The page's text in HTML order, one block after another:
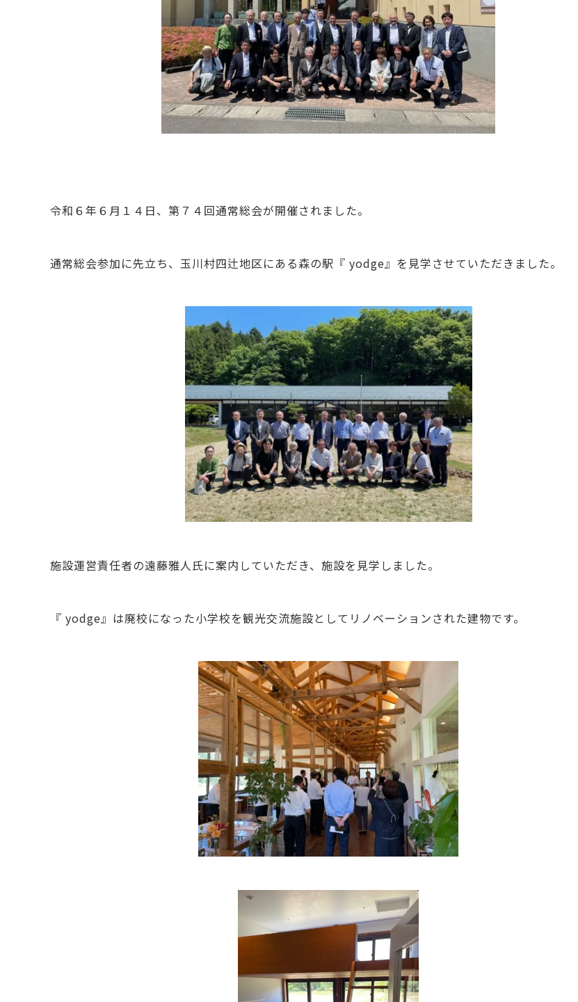
令和６年６月１４日、第７４回通常総会が開催されました。
通常総会参加に先立ち、玉川村四辻地区にある森の駅『 yodge』を見学させていただきました。
施設運営責任者の遠藤雅人氏に案内していただき、施設を見学しました。
『 yodge』は廃校になった小学校を観光交流施設としてリノベーションされた建物です。